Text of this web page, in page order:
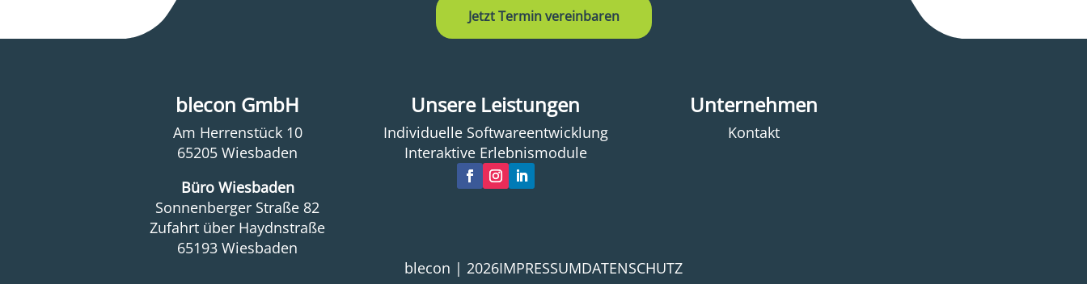
Jetzt Termin vereinbaren
blecon GmbH
Am Herrenstück 10
65205 Wiesbaden
Büro Wiesbaden
Sonnenberger Straße 82
Zufahrt über Haydnstraße
65193 Wiesbaden
Unsere Leistungen
Individuelle Softwareentwicklung
Interaktive Erlebnismodule
Unternehmen
Kontakt
blecon | 2026IMPRESSUMDATENSCHUTZ